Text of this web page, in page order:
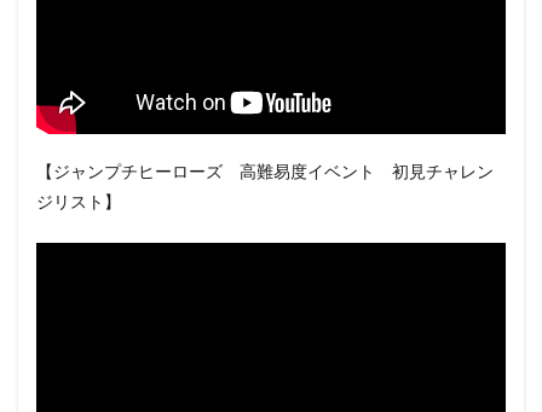
【ジャンプチヒーローズ 高難易度イベント 初見チャレン
ジリスト】